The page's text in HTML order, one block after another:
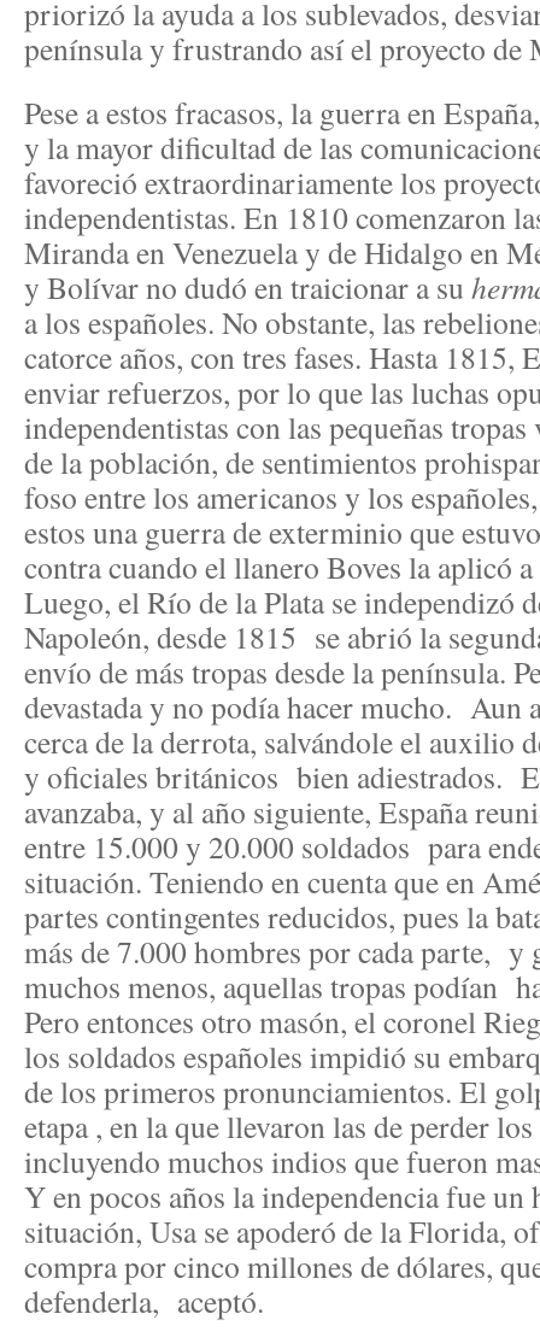
priorizó la ayuda a los sublevados,
península y frustrando así el proyecto de
Pese a estos fracasos, la guerra en
y la mayor dificultad de las
favoreció extraordinariamente los
independentistas. En 1810 comenzaron
Miranda en Venezuela y de Hidalgo en
y Bolívar no dudó en traicionar a su
a los españoles. No obstante, las
catorce años, con tres fases. Hasta 1815,
enviar refuerzos, por lo que las luchas
independentistas con las pequeñas
de la población, de sentimientos
foso entre los americanos y los
estos una guerra de exterminio que
contra cuando el llanero Boves la aplicó
Luego, el Río de la Plata se independizó
Napoleón, desde 1815 se abrió la
envío de más tropas desde la península.
devastada y no podía hacer mucho. Aun
cerca de la derrota, salvándole el auxilio
y oficiales británicos bien adiestrados.
avanzaba, y al año siguiente, España
entre 15.000 y 20.000 soldados para
situación. Teniendo en cuenta que en
partes contingentes reducidos, pues la
más de 7.000 hombres por cada parte, y
muchos menos, aquellas tropas podían
Pero entonces otro masón, el coronel
los soldados españoles impidió su
de los primeros pronunciamientos. El
etapa , en la que llevaron las de perder
incluyendo muchos indios que fueron
Y en pocos años la independencia fue
situación, Usa se apoderó de la Florida,
compra por cinco millones de dólares,
defenderla, aceptó.